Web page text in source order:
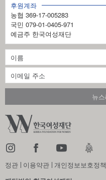
의
후원계좌
농협 369-17-005283
국민 079-01-0405-971
예금주 한국여성재단
정관 이용약관 개인정보보호정책